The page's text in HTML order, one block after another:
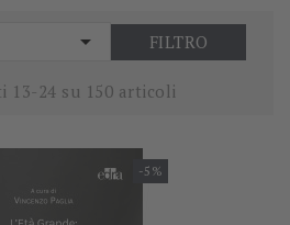
 FILTRO
13-24 su 150 articoli
-5%